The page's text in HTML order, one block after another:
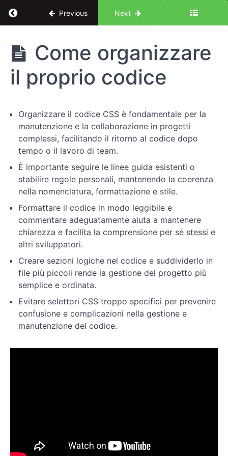
Return to course: Dal design al codice: corso
Previous Next
Dal
design al
codice:
corso
completo
Introduzione
Concetti
chiave
Elementi
di
design
Layout
Responsive
Design
Conclusione
Come organizzare
il proprio codice
Organizzare il codice CSS è fondamentale per la
manutenzione e la collaborazione in progetti
complessi, facilitando il ritorno al codice dopo
tempo o il lavoro di team.
È importante seguire le linee guida esistenti o
stabilire regole personali, mantenendo la coerenza
nella nomenclatura, formattazione e stile.
Formattare il codice in modo leggibile e
commentare adeguatamente aiuta a mantenere
chiarezza e facilita la comprensione per sé stessi e
altri sviluppatori.
Creare sezioni logiche nel codice e suddividerlo in
file più piccoli rende la gestione del progetto più
semplice e ordinata.
Evitare selettori CSS troppo specifici per prevenire
confusione e complicazioni nella gestione e
manutenzione del codice.